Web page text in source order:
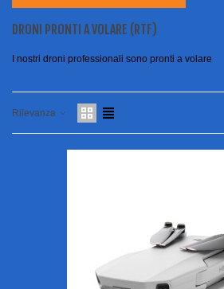
DRONI PRONTI A VOLARE (RTF)
I nostri droni professionali sono pronti a volare
Rilevanza